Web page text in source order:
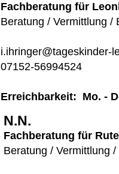
Fachberatung für
Beratung / Vermittlung /
i.ihringer@tageskinder-
07152-56994524
Erreichbarkeit: Mo. -
N.N.
Fachberatung für
Beratung / Vermittlung